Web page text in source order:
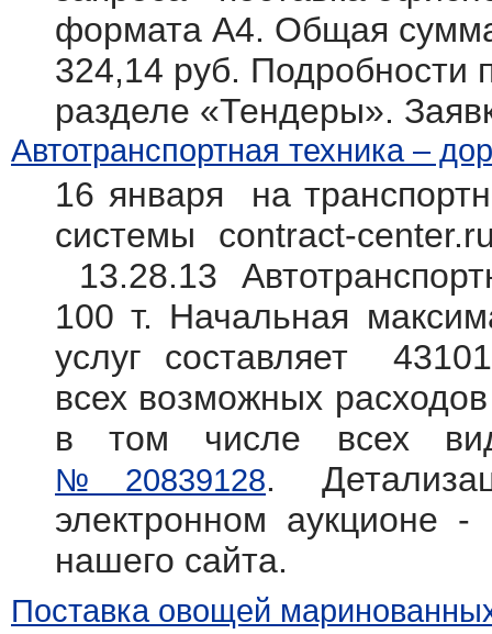
формата А4. Общая
324,14 руб. Подробности
разделе «Тендеры».
Автотранспортная техника –
16 января на
системы contract-
13.28.13
100 т. Начальная
услуг составляет
всех возможных
в том числе всех
№20839128.
электронном аукционе
нашего сайта.
Поставка овощей